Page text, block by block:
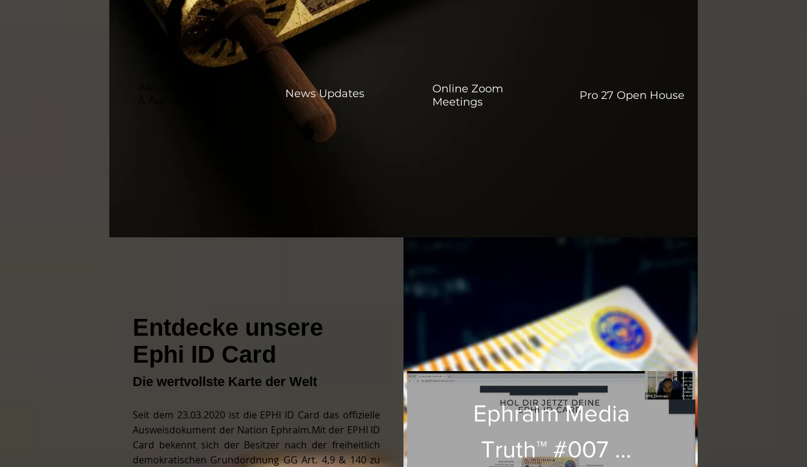
News Updates
Online Zoom
Meetings
Pro 27 Open House
Entdecke unsere
Ephi ID Card
Die wertvollste Karte der Welt
Seit dem 23.03.2020 ist die EPHI ID Card das offizielle
Ausweisdokument der Nation Ephraim.Mit der EPHI ID
Card bekennt sich der Besitzer nach der freiheitlich
demokratischen Grundordnung GG Art. 4,9 & 140 zu
Ephraim Media
Truth™ #007 -